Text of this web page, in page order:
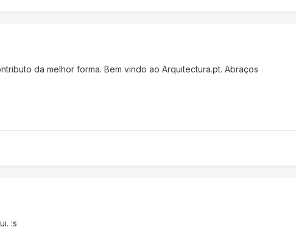
da melhor forma. Bem vindo ao Arquitectura.pt. Abraços
:s